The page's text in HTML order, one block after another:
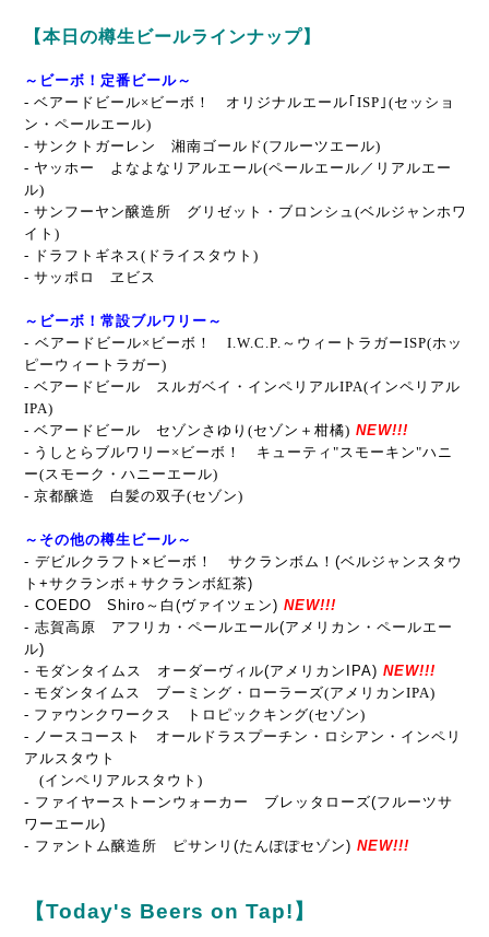
【本日の樽生ビールラインナップ】
～ビーボ！定番ビール～
- ベアードビール×ビーボ！ オリジナルエール｢ISP｣(セッショ
ン・ペールエール)
- サンクトガーレン 湘南ゴールド(フルーツエール)
- ヤッホー よなよなリアルエール(ペールエール／リアルエー
ル)
- サンフーヤン醸造所 グリゼット・ブロンシュ (ベルジャンホワ
イト)
- ドラフトギネス(ドライスタウト)
- サッポロ ヱビス
～ビーボ！常設ブルワリー～
- ベアードビール×ビーボ！ I.W.C.P.～ウィートラガーISP(ホッ
ピーウィートラガー)
- ベアードビール スルガベイ・インペリアルIPA(インペリアル
IPA)
- ベアードビール セゾンさゆり(セゾン＋柑橘) NEW!!!
- うしとらブルワリー×ビーボ！ キューティ"スモーキン"ハニ
ー(スモーク・ハニーエール)
- 京都醸造 白髪の双子(セゾン)
～その他の樽生ビール～
- デビルクラフト×ビーボ！ サクランボム！(ベルジャンスタウ
ト+サクランボ＋サクランボ紅茶)
- COEDO Shiro～白(ヴァイツェン) NEW!!!
- 志賀高原 アフリカ・ペールエール(アメリカン・ペールエー
ル)
- モダンタイムス オーダーヴィル(アメリカンIPA) NEW!!!
- モダンタイムス ブーミング・ローラーズ(アメリカンIPA)
- ファウンクワークス トロピックキング(セゾン)
- ノースコースト オールドラスプーチン・ロシアン・インペリ
アルスタウト
(インペリアルスタウト)
- ファイヤーストーンウォーカー ブレッタローズ(フルーツサ
ワーエール)
- ファントム醸造所 ピサンリ(たんぽぽセゾン) NEW!!!
【Today's Beers on Tap!】